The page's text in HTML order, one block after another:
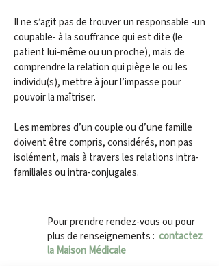
Il ne s’agit pas de trouver un responsable -un
coupable- à la souffrance qui est dite (le
patient lui-même ou un proche), mais de
comprendre la relation qui piège le ou les
individu(s), mettre à jour l’impasse pour
pouvoir la maîtriser.
Les membres d’un couple ou d’une famille
doivent être compris, considérés, non pas
isolément, mais à travers les relations intra-
familiales ou intra-conjugales.
Pour prendre rendez-vous ou pour
plus de renseignements : contactez
la Maison Médicale